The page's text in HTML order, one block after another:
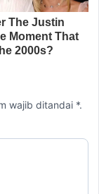
wajib ditandai *.